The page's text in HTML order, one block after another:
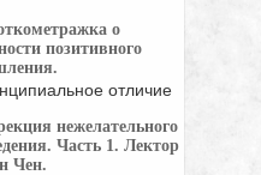
про утяжеленное
Совы, Яйцо Совы ...
о
позитивного
отличие
мыслей ...
нежелательного
Часть 1. Лектор
Чен.